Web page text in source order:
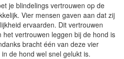
je blindelings vertrouwen op de
Vier mensen gaven aan dat zij
ervaarden. Dit vertrouwen
vertrouwen leggen bij de hond is
bracht één van deze vier
de hond wel snel gelukt is.